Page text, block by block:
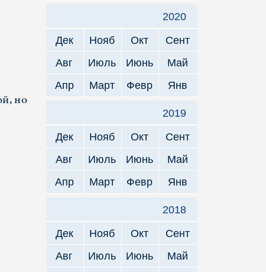
но
2020
Дек
Нояб Окт
Сент
Авг
Июль Июнь
Май
Апр
Март Февр Янв
2019
Дек
Нояб Окт
Сент
Авг
Июль Июнь
Май
Апр
Март Февр Янв
2018
Дек
Нояб Окт
Сент
Авг
Июль Июнь
Май